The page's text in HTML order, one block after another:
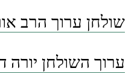
שולחן ערוך הרב
ערוך השולחן